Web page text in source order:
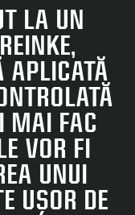
LA UN
APLICATĂ
FAC
VOR FI
UNUI
UȘOR DE